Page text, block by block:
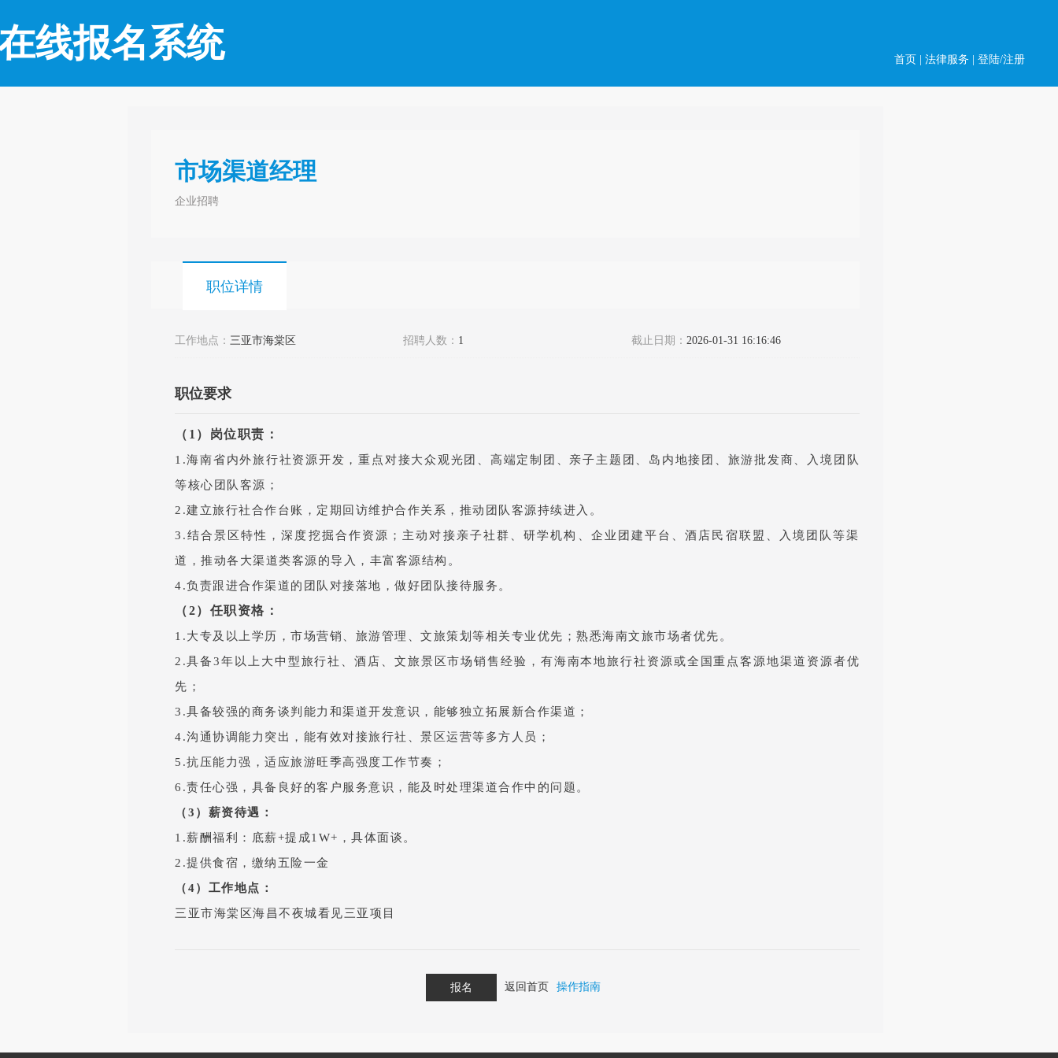
线报名系统 首页 法律服务 登陆/注册
市场渠道经理
企业招聘
职位详情
工作地点： 三亚市海棠区 招聘人数： 1 截止日期： 2026-01-31 16:16:46
职位要求
（1）岗位职责：
1.海南省内外旅行社资源开发，重点对接大众观光团、高端定制团、亲子主题团、岛内地接团、旅游批发商、入境团队
等核心团队客源；
2.建立旅行社合作台账，定期回访维护合作关系，推动团队客源持续进入。
3.结合景区特性，深度挖掘合作资源；主动对接亲子社群、研学机构、企业团建平台、酒店民宿联盟、入境团队等渠
道，推动各大渠道类客源的导入，丰富客源结构。
4.负责跟进合作渠道的团队对接落地，做好团队接待服务。
（2）任职资格：
1.大专及以上学历，市场营销、旅游管理、文旅策划等相关专业优先；熟悉海南文旅市场者优先。
2.具备3年以上大中型旅行社、酒店、文旅景区市场销售经验，有海南本地旅行社资源或全国重点客源地渠道资源者优
先；
3.具备较强的商务谈判能力和渠道开发意识，能够独立拓展新合作渠道；
4.沟通协调能力突出，能有效对接旅行社、景区运营等多方人员；
5.抗压能力强，适应旅游旺季高强度工作节奏；
6.责任心强，具备良好的客户服务意识，能及时处理渠道合作中的问题。
（3）薪资待遇：
1.薪酬福利：底薪+提成1W+，具体面谈。
2.提供食宿，缴纳五险一金
（4）工作地点：
三亚市海棠区海昌不夜城看见三亚项目
报名 返回首页 操作指南